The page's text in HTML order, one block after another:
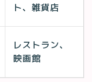
ト、雑貨店
レストラン、
映画館